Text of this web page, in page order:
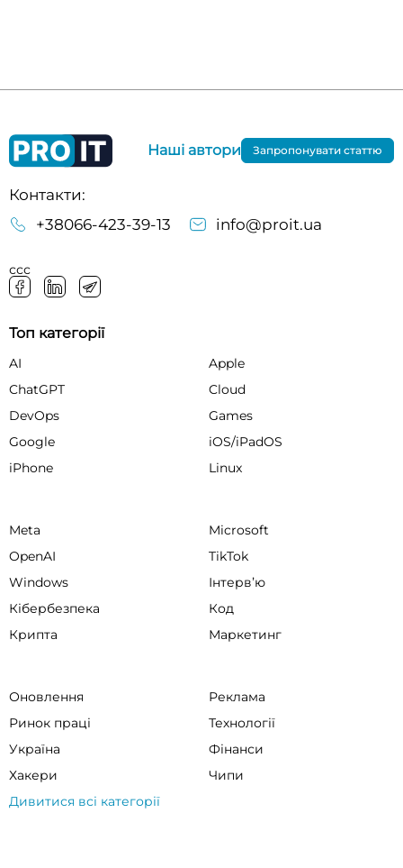
Контакти:
+38066-423-39-13
info@proit.ua
ссс
Наші автори Запропонувати статтю
Топ категорії
AI
Apple
ChatGPT
Cloud
DevOps
Games
Google
iOS/iPadOS
iPhone
Linux
Meta
Microsoft
OpenAI
TikTok
Windows
Інтервʼю
Кібербезпека
Код
Крипта
Маркетинг
Оновлення
Реклама
Ринок праці
Технології
Україна
Фінанси
Хакери
Чипи
Дивитися всі категорії